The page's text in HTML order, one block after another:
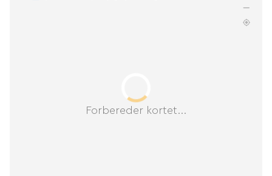
Forbereder kortet...